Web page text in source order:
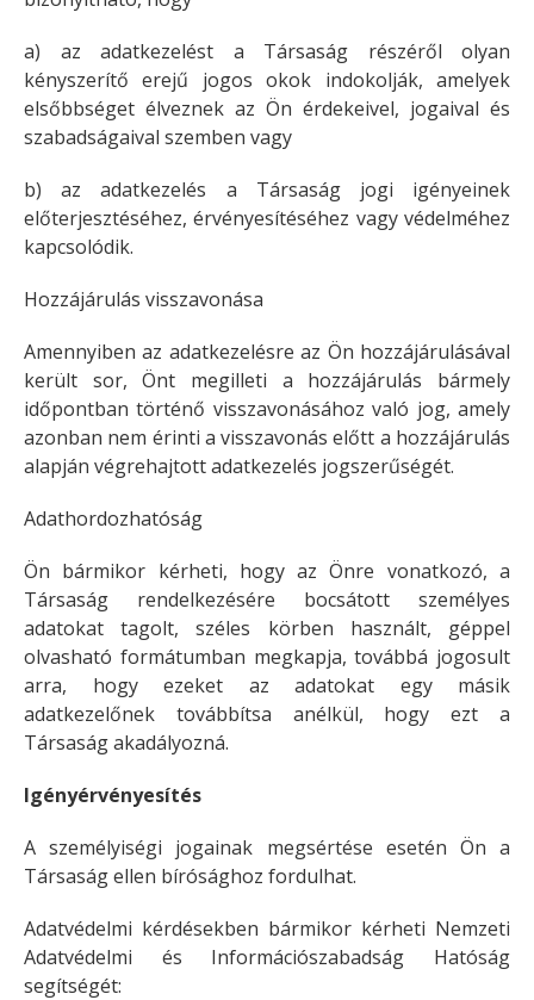
a) az adatkezelést a Társaság részéről olyan
kényszerítő erejű jogos okok indokolják, amelyek
elsőbbséget élveznek az Ön érdekeivel, jogaival és
szabadságaival szemben vagy
b) az adatkezelés a Társaság jogi igényeinek
előterjesztéséhez, érvényesítéséhez vagy védelméhez
kapcsolódik.
Hozzájárulás visszavonása
Amennyiben az adatkezelésre az Ön hozzájárulásával
került sor, Önt megilleti a hozzájárulás bármely
időpontban történő visszavonásához való jog, amely
azonban nem érinti a visszavonás előtt a hozzájárulás
alapján végrehajtott adatkezelés jogszerűségét.
Adathordozhatóság
Ön bármikor kérheti, hogy az Önre vonatkozó, a
Társaság rendelkezésére bocsátott személyes
adatokat tagolt, széles körben használt, géppel
olvasható formátumban megkapja, továbbá jogosult
arra, hogy ezeket az adatokat egy másik
adatkezelőnek továbbítsa anélkül, hogy ezt a
Társaság akadályozná.
Igényérvényesítés
A személyiségi jogainak megsértése esetén Ön a
Társaság ellen bírósághoz fordulhat.
Adatvédelmi kérdésekben bármikor kérheti Nemzeti
Adatvédelmi és Információszabadság Hatóság
segítségét: